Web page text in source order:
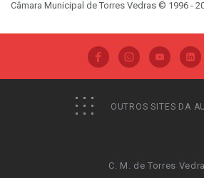
Câmara Municipal de Torres Vedras © 1996 -
OUTROS SITES DA
C. M. de Torres